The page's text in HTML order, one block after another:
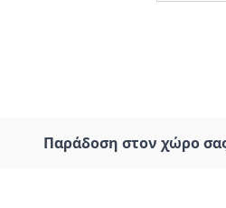
Παράδοση στον χώρο